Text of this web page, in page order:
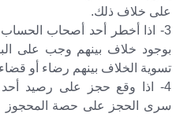
على خلاف ذلك.
3- اذا أخطر أحد أصحاب الحساب
بوجود خلاف بينهم وجب على
تسوية الخلاف بينهم رضاء أو
4- اذا وقع حجز على رصيد
سرى الحجز على حصة المحجوز